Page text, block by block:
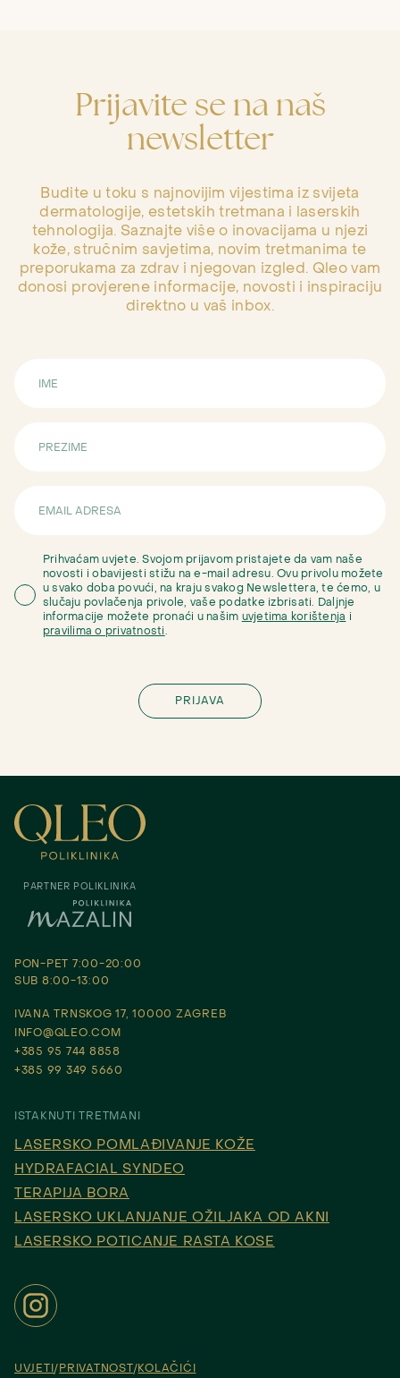
Prijavite se na naš
newsletter
Budite u toku s najnovijim vijestima iz svijeta
dermatologije, estetskih tretmana i laserskih
tehnologija. Saznajte više o inovacijama u njezi
kože, stručnim savjetima, novim tretmanima te
preporukama za zdrav i njegovan izgled. Qleo vam
donosi provjerene informacije, novosti i inspiraciju
direktno u vaš inbox.
Prihvaćam uvjete. Svojom prijavom pristajete da vam naše
novosti i obavijesti stižu na e-mail adresu. Ovu privolu možete
u svako doba povući, na kraju svakog Newslettera, te ćemo, u
slučaju povlačenja privole, vaše podatke izbrisati. Daljnje
informacije možete pronaći u našim uvjetima korištenja i
pravilima o privatnosti.
PARTNER POLIKLINIKA
PON-PET 7:00-20:00
SUB 8:00-13:00
IVANA TRNSKOG 17, 10000 ZAGREB
INFO@QLEO.COM
+385 95 744 8858
+385 99 349 5660
ISTAKNUTI TRETMANI
LASERSKO POMLAĐIVANJE KOŽE
HYDRAFACIAL SYNDEO
TERAPIJA BORA
LASERSKO UKLANJANJE OŽILJAKA OD AKNI
LASERSKO POTICANJE RASTA KOSE
UVJETI PRIVATNOST KOLAČIĆI